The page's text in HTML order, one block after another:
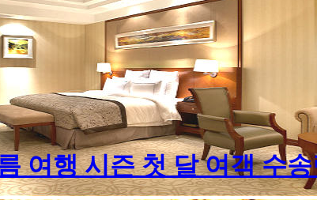
여행 시즌 첫 달 여객 수